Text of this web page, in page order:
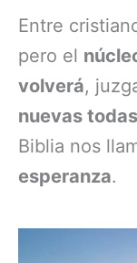
Entre
pero el
volverá,
nuevas
Biblia nos
esperanza.